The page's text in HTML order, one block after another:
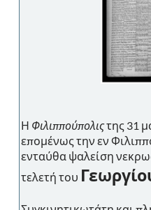
Η Φιλιππούπολιςτης 31
επομένως την εν
ενταύθα ψαλείση
τελετή του